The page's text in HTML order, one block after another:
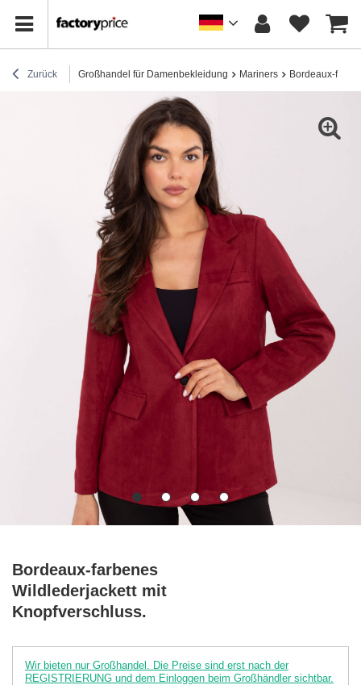
Zurück Großhandel für Damenbekleidung Mariners Bordeaux-
Bordeaux-farbenes
Wildlederjackett mit
Knopfverschluss.
Wir bieten nur Großhandel. Die Preise sind erst nach der
REGISTRIERUNG und dem Einloggen beim Großhändler sichtbar.